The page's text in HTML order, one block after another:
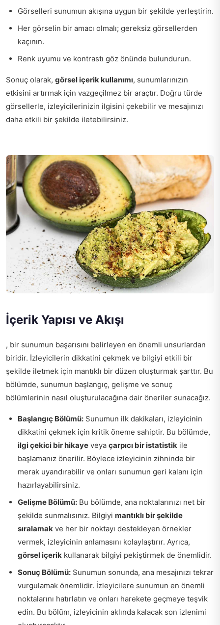
Görselleri sunumun akışına uygun bir şekilde yerleştirin.
Her görselin bir amacı olmalı; gereksiz görsellerden
kaçının.
Renk uyumu ve kontrastı göz önünde bulundurun.
Sonuç olarak, görsel içerik kullanımı, sunumlarınızın
etkisini artırmak için vazgeçilmez bir araçtır. Doğru türde
görsellerle, izleyicilerinizin ilgisini çekebilir ve mesajınızı
daha etkili bir şekilde iletebilirsiniz.
İçerik Yapısı ve Akışı
, bir sunumun başarısını belirleyen en önemli unsurlardan
biridir. İzleyicilerin dikkatini çekmek ve bilgiyi etkili bir
şekilde iletmek için mantıklı bir düzen oluşturmak şarttır. Bu
bölümde, sunumun başlangıç, gelişme ve sonuç
bölümlerinin nasıl oluşturulacağına dair öneriler sunacağız.
Başlangıç Bölümü: Sunumun ilk dakikaları, izleyicinin
dikkatini çekmek için kritik öneme sahiptir. Bu bölümde,
ilgi çekici bir hikaye veya çarpıcı bir istatistik ile
başlamanız önerilir. Böylece izleyicinin zihninde bir
merak uyandırabilir ve onları sunumun geri kalanı için
hazırlayabilirsiniz.
Gelişme Bölümü: Bu bölümde, ana noktalarınızı net bir
şekilde sunmalısınız. Bilgiyi mantıklı bir şekilde
sıralamak ve her bir noktayı destekleyen örnekler
vermek, izleyicinin anlamasını kolaylaştırır. Ayrıca,
görsel içerik kullanarak bilgiyi pekiştirmek de önemlidir.
Sonuç Bölümü: Sunumun sonunda, ana mesajınızı tekrar
vurgulamak önemlidir. İzleyicilere sunumun en önemli
noktalarını hatırlatın ve onları harekete geçmeye teşvik
edin. Bu bölüm, izleyicinin aklında kalacak son izlenimi